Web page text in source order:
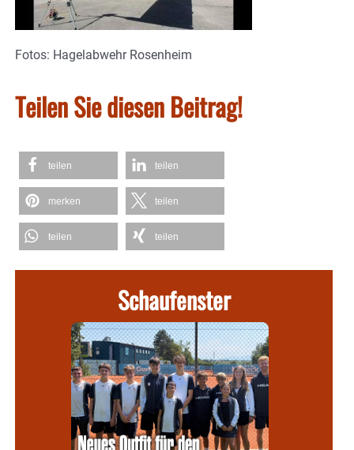
Fotos: Hagelabwehr Rosenheim
Teilen Sie diesen Beitrag!
teilen teilen
merken teilen
teilen teilen
Schaufenster